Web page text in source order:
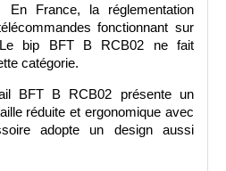
En France, la réglementation
fonctionnant sur
Le bip BFT B RCB02 ne fait
catégorie.
BFT B RCB02 présente un
réduite et ergonomique avec
adopte un design aussi